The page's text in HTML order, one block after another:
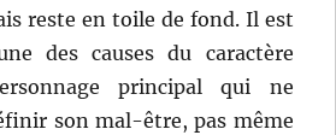
reste en toile de fond. Il est
des causes du caractère
principal qui ne
son mal-être, pas même